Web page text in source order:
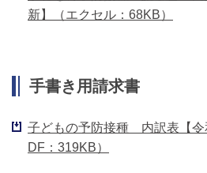
新】（エクセル：68KB）
手書き用請求書
子どもの予防接種 内訳表【令
DF：319KB）